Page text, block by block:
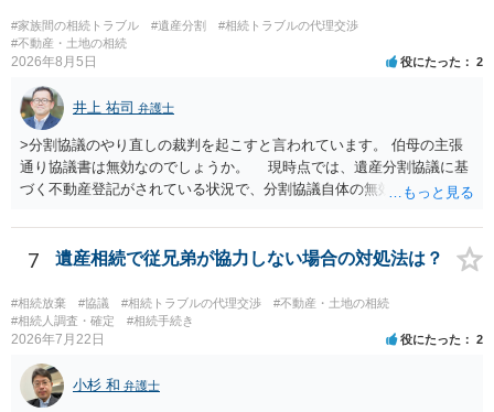
#家族間の相続トラブル #遺産分割
#相続トラブルの代理交渉
#不動産・土地の相続
2026年8月5日 役にたった 2
井上 祐司 弁護士
>分割協議のやり直しの裁判を起こすと言われています。 伯母の主張
通り協議書は無効なのでしょうか。 現時点では、遺産分割協議に基
づく不動産登記がされている状況で、分割協議自体の無効を裁判所が
方の訴訟の主張及び立証次第ですが、 ・御祖母様の認知能力に関する
医師の意見書、筆跡鑑定 が提出されればその効力が否定される可能性
はありますが、 ・伯母様自身が分割協議に加わっていること ・御祖母
様の意に反する遺産分割協議を行う実益が誰にあったかの立証が困難
であること からすると、実際に遺産分割協議の効力が否定される可能
性はそれほど高くない（立証のハードルは非常に高い）ということが
言えると思います。
7 遺産相続で従兄弟が協力しない場合の対処法は？
#相続放棄 #協議 #相続トラブルの代理交渉
#不動産・土地の相続
#相続人調査・確定
#相続手続き
2026年7月22日 役にたった 2
小杉 和 弁護士